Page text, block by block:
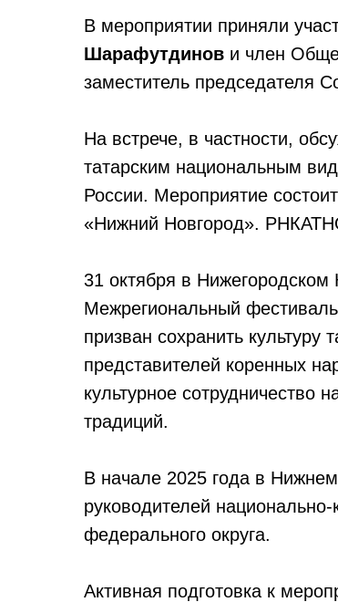
В мероприятии приняли
Шарафутдинов и член
заместитель председателя
На встрече, в частности,
татарским национальным
России. Мероприятие
«Нижний Новгород».
31 октября в
Межрегиональный
призван сохранить культуру
представителей коренных
культурное сотрудничество
традиций.
В начале 2025 года в
руководителей
федерального округа.
Активная подготовка к